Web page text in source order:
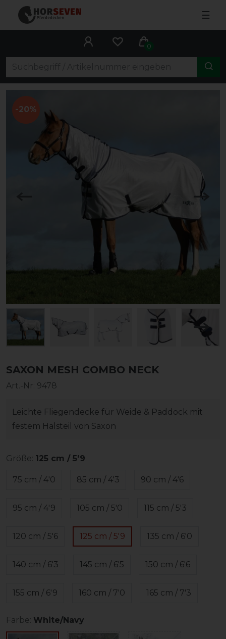
☰
0
-20%
SAXON MESH COMBO NECK
Art.-Nr: 9478
Leichte Fliegendecke für Weide & Paddock mit
festem Halsteil von Saxon
Größe: 125 cm / 5'9
75 cm / 4'0 85 cm / 4'3 90 cm / 4'6
95 cm / 4'9 105 cm / 5'0 115 cm / 5'3
120 cm / 5'6 125 cm / 5'9 135 cm / 6'0
140 cm / 6'3 145 cm / 6'5 150 cm / 6'6
155 cm / 6'9 160 cm / 7'0 165 cm / 7'3
Farbe: White/Navy